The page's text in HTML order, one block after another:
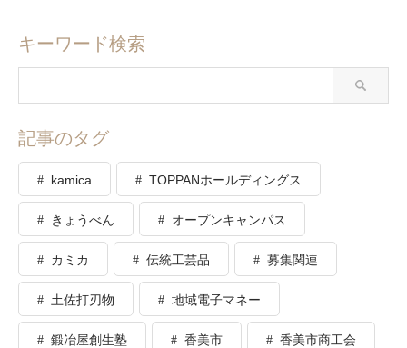
キーワード検索
記事のタグ
kamica TOPPANホールディングス
きょうべん オープンキャンパス
カミカ 伝統工芸品 募集関連
土佐打刃物 地域電子マネー
鍛冶屋創生塾 香美市 香美市商工会